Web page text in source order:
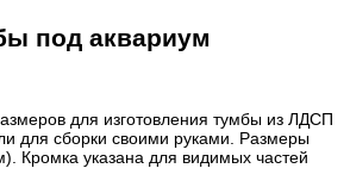
под аквариум
для изготовления тумбы из ЛДСП
для сборки своими руками. Размеры
Кромка указана для видимых частей